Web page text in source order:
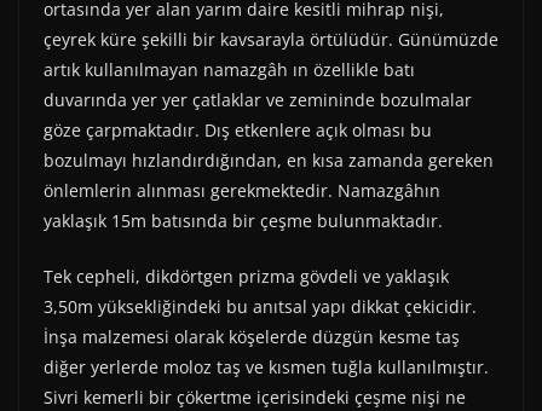
ortasında yer alan yarım daire kesitli mihrap nişi,
çeyrek küre şekilli bir kavsarayla örtülüdür. Günümüzde
artık kullanılmayan namazgâh ın özellikle batı
duvarında yer yer çatlaklar ve zemininde bozulmalar
göze çarpmaktadır. Dış etkenlere açık olması bu
bozulmayı hızlandırdığından, en kısa zamanda gereken
önlemlerin alınması gerekmektedir. Namazgâhın
yaklaşık 15m batısında bir çeşme bulunmaktadır.
Tek cepheli, dikdörtgen prizma gövdeli ve yaklaşık
3,50m yüksekliğindeki bu anıtsal yapı dikkat çekicidir.
İnşa malzemesi olarak köşelerde düzgün kesme taş
diğer yerlerde moloz taş ve kısmen tuğla kullanılmıştır.
Sivri kemerli bir çökertme içerisindeki çeşme nişi ne